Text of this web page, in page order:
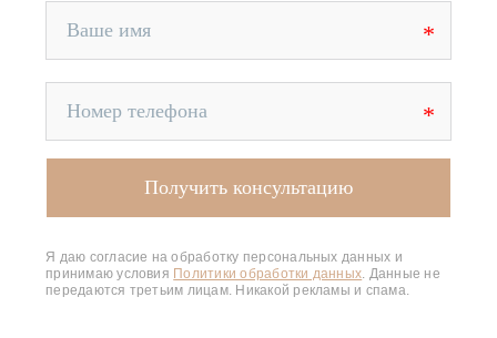
Я даю согласие на обработку персональных данных и
принимаю условия Политики обработки данных. Данные не
передаются третьим лицам. Никакой рекламы и спама.